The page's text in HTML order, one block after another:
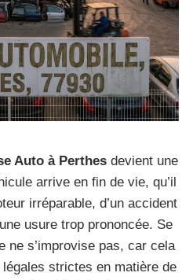
Auto à Perthesdevient une
arrive en fin de vie, qu’il
irréparable, d’un accident
usure trop prononcée. Se
ne s’improvise pas, car cela
strictes en matière de